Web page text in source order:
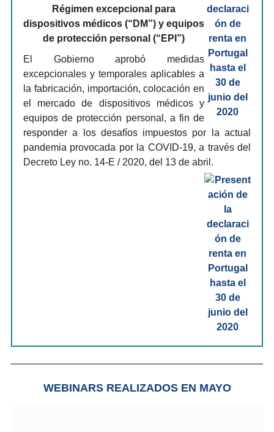
Régimen excepcional para
dispositivos médicos (“DM”) y equipos
de protección personal (“EPI”)
El Gobierno aprobó medidas
excepcionales y temporales aplicables a
la fabricación, importación, colocación en
el mercado de dispositivos médicos y
equipos de protección personal, a fin de
responder a los desafíos impuestos por la actual
pandemia provocada por la COVID-19, a través del
Decreto Ley no. 14-E / 2020, del 13 de abril.
WEBINARS REALIZADOS EN MAYO